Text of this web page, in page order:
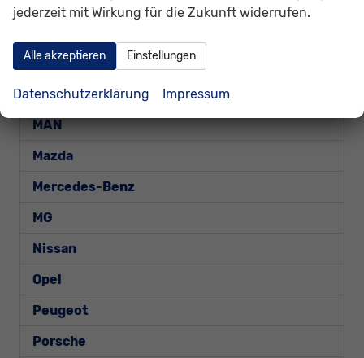
Jeep
Kia
MAN
Mazda
Mercedes-Benz
MG
Nissan
Opel
Peugeot
Porsche
jederzeit mit Wirkung für die Zukunft widerrufen.
Alle akzeptieren Einstellungen
Datenschutzerklärung Impressum